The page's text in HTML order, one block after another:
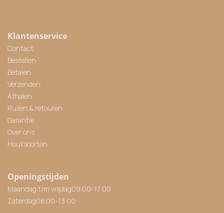
Klantenservice
Contact
Bestellen
Betalen
Verzenden
Afhalen
Ruilen & retouren
Garantie
Over ons
Houtsoorten
Openingstijden
Maandag t/m vrijdag09:00-17:00
Zaterdag08:00-13:00